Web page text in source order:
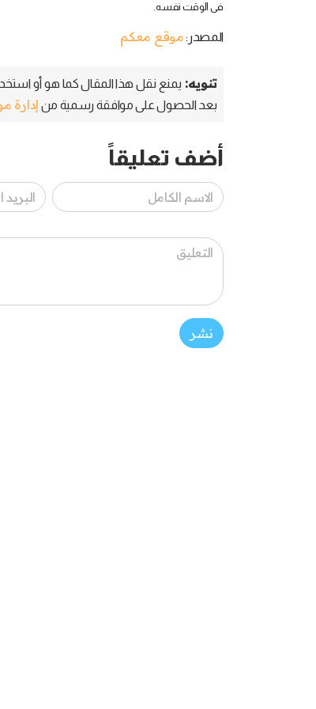
فى الوقت نفسه.
المصدر:موقع معكم
تنويه: يمنع نقل هذا المقال كما هو أو
بعد الحصول على موافقة رسمية من إدارة
أضف تعليقاً
نشر